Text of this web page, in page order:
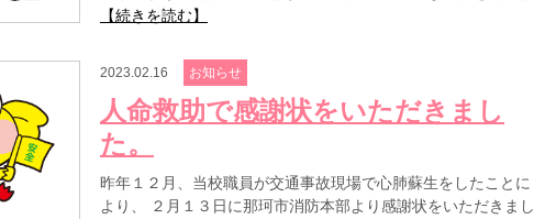
【続きを読む】
2023.02.16 お知らせ
人命救助で感謝状をいただきまし
た。
昨年１２月、当校職員が交通事故現場で心肺蘇生をしたことに
より、 ２月１３日に那珂市消防本部より感謝状をいただきまし